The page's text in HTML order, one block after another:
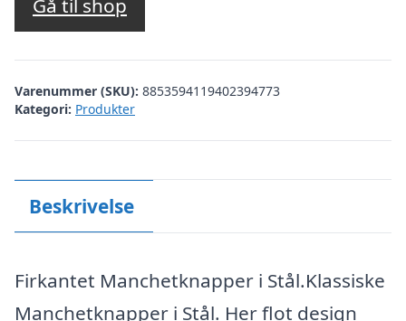
Gå til shop
Varenummer (SKU): 8853594119402394773
Kategori: Produkter
Beskrivelse
Firkantet Manchetknapper i Stål.Klassiske
Manchetknapper i Stål. Her flot design